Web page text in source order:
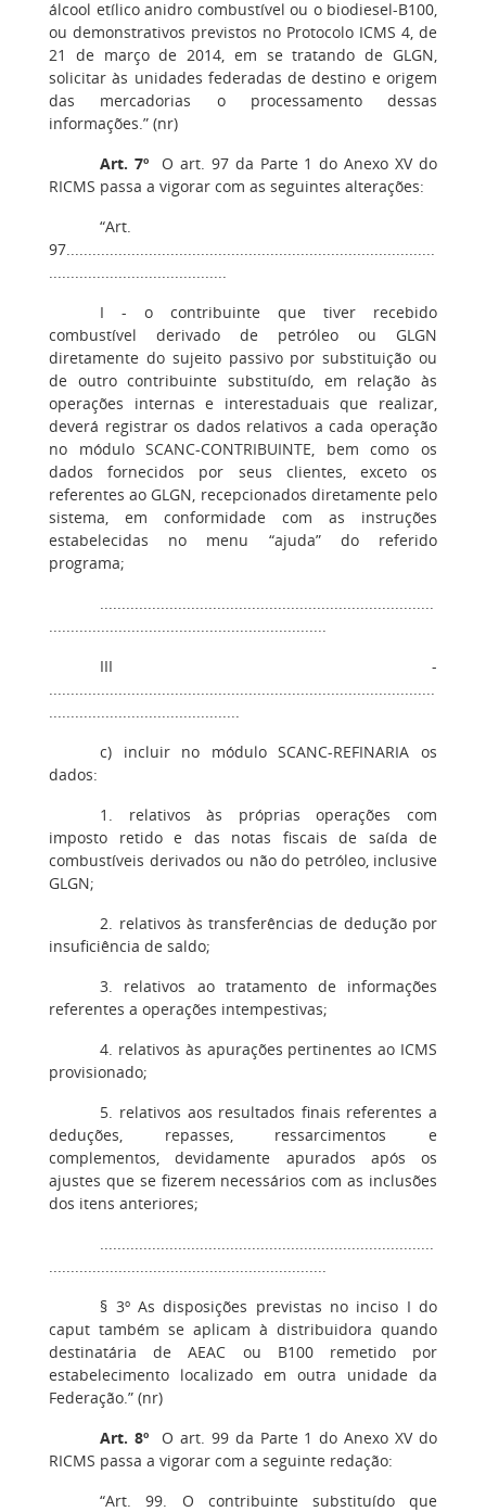
álcool etílico anidro combustível ou o biodiesel-B100,
ou demonstrativos previstos no Protocolo ICMS 4, de
21 de março de 2014, em se tratando de GLGN,
solicitar às unidades federadas de destino e origem
das mercadorias o processamento dessas
informações.” (nr)
Art. 7º O art. 97 da Parte 1 do Anexo XV do
RICMS passa a vigorar com as seguintes alterações:
“Art.
97.....................................................................................
.........................................
I - o contribuinte que tiver recebido
combustível derivado de petróleo ou GLGN
diretamente do sujeito passivo por substituição ou
de outro contribuinte substituído, em relação às
operações internas e interestaduais que realizar,
deverá registrar os dados relativos a cada operação
no módulo SCANC-CONTRIBUINTE, bem como os
dados fornecidos por seus clientes, exceto os
referentes ao GLGN, recepcionados diretamente pelo
sistema, em conformidade com as instruções
estabelecidas no menu “ajuda” do referido
programa;
.............................................................................
................................................................
III -
.........................................................................................
............................................
c) incluir no módulo SCANC-REFINARIA os
dados:
1. relativos às próprias operações com
imposto retido e das notas fiscais de saída de
combustíveis derivados ou não do petróleo, inclusive
GLGN;
2. relativos às transferências de dedução por
insuficiência de saldo;
3. relativos ao tratamento de informações
referentes a operações intempestivas;
4. relativos às apurações pertinentes ao ICMS
provisionado;
5. relativos aos resultados finais referentes a
deduções, repasses, ressarcimentos e
complementos, devidamente apurados após os
ajustes que se fizerem necessários com as inclusões
dos itens anteriores;
.............................................................................
................................................................
§ 3º As disposições previstas no inciso I do
caput também se aplicam à distribuidora quando
destinatária de AEAC ou B100 remetido por
estabelecimento localizado em outra unidade da
Federação.” (nr)
Art. 8º O art. 99 da Parte 1 do Anexo XV do
RICMS passa a vigorar com a seguinte redação:
“Art. 99. O contribuinte substituído que